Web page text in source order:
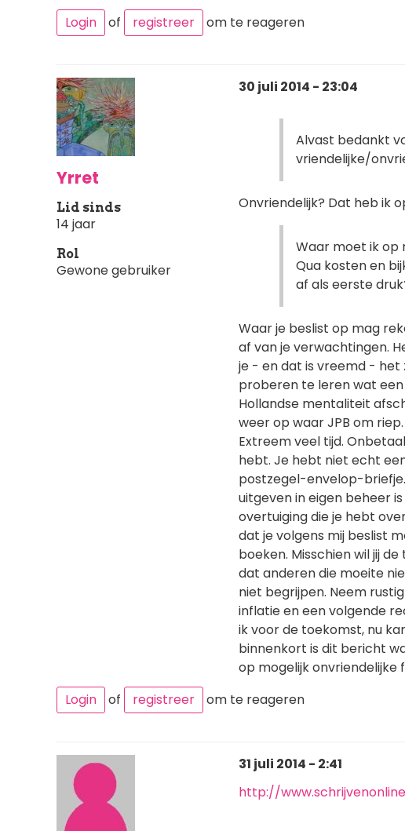
Login
of registreer om te reageren
Yrret
Lid sinds
14 jaar
Rol
Gewone gebruiker
30 juli 2014 - 23:04
Alvast bedankt
vriendelijke/
Onvriendelijk? Dat heb ik
Waar moet ik op
Qua kosten en
af als eerste
Waar je beslist op mag
af van je verwachtingen.
je - en dat is vreemd - het
proberen te leren wat
Hollandse mentaliteit
weer op waar JPB om
Extreem veel tijd.
hebt. Je hebt niet echt
postzegel-envelop-briefje.
uitgeven in eigen beheer
overtuiging die je hebt
dat je volgens mij beslist
boeken. Misschien wil jij
dat anderen die moeite
niet begrijpen. Neem
inflatie en een volgende
ik voor de toekomst, nu
binnenkort is dit bericht
op mogelijk onvriendelijke
Login
of registreer om te reageren
31 juli 2014 - 2:41
http://